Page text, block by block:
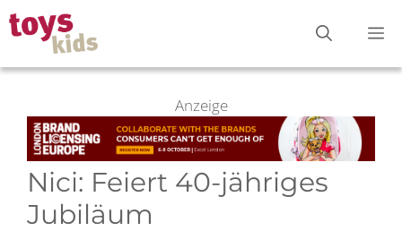
Zum
Inhalt
springen
Anzeige
Nici: Feiert 40-jähriges
Jubiläum